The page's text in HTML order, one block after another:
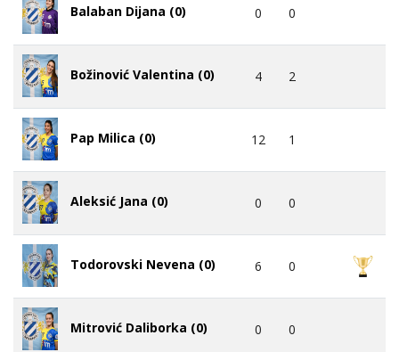
Balaban Dijana (0) 0 0
Božinović Valentina (0) 4 2
Pap Milica (0) 12 1
Aleksić Jana (0) 0 0
Todorovski Nevena (0) 6 0
Mitrović Daliborka (0) 0 0